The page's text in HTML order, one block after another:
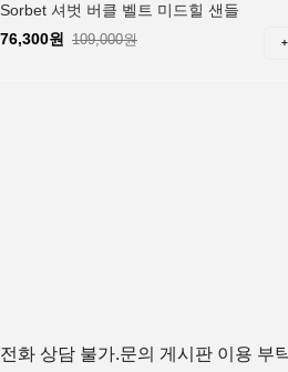
Sorbet 셔벗 버클 벨트 미드힐 샌들
76,300원
109,000원
전화 상담 불가.문의 게시판 이용 부